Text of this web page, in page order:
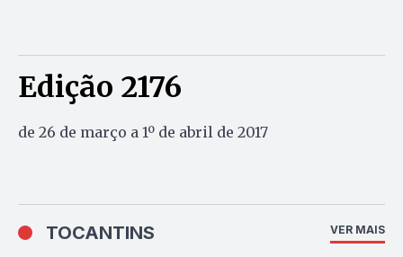
Edição 2176
de 26 de março a 1º de abril de 2017
TOCANTINS VER MAIS